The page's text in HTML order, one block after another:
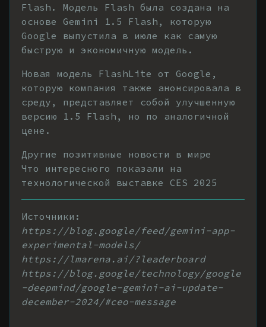
Flash. Модель Flash была создана на
основе Gemini 1.5 Flash, которую
Google выпустила в июле как самую
быструю и экономичную модель.
Новая модель FlashLite от Google,
которую компания также анонсировала в
среду, представляет собой улучшенную
версию 1.5 Flash, но по аналогичной
цене.
Другие позитивные новости в мире
Что интересного показали на
технологической выставке CES 2025
Источники:
https://blog.google/feed/gemini-app-
experimental-models/
https://lmarena.ai/?leaderboard
https://blog.google/technology/google
-deepmind/google-gemini-ai-update-
december-2024/#ceo-message